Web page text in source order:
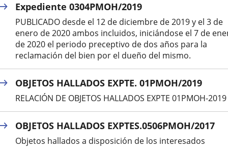
Expediente 0304PMOH/2019
PUBLICADO desde el 12 de diciembre de 2019 y el 3 de
enero de 2020 ambos incluidos, iniciándose el 7 de
de 2020 el periodo preceptivo de dos años para la
reclamación del bien por el dueño del mismo.
OBJETOS HALLADOS EXPTE. 01PMOH/2019
RELACIÓN DE OBJETOS HALLADOS EXPTE 01PMOH-2019
OBJETOS HALLADOS EXPTES.0506PMOH/2017
Objetos hallados a disposición de los interesados